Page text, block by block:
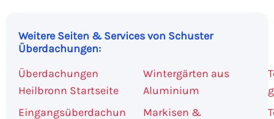
Weitere Seiten & Services von Schuster
Überdachungen:
Überdachungen
Heilbronn Startseite
Wintergärten aus
Aluminium
Eingangsüberdachun
Markisen &